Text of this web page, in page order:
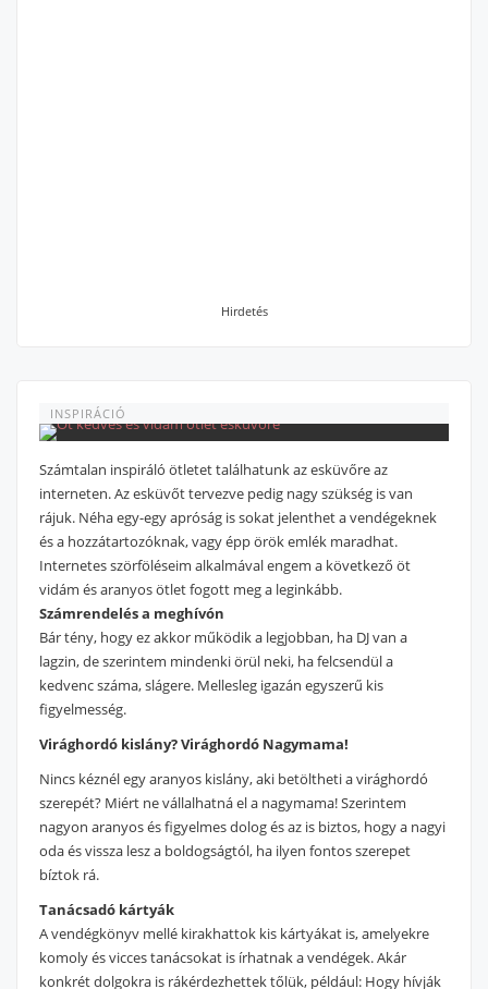
Hirdetés
INSPIRÁCIÓ
Számtalan inspiráló ötletet találhatunk az esküvőre az
interneten. Az esküvőt tervezve pedig nagy szükség is van
rájuk. Néha egy-egy apróság is sokat jelenthet a vendégeknek
és a hozzátartozóknak, vagy épp örök emlék maradhat.
Internetes szörföléseim alkalmával engem a következő öt
vidám és aranyos ötlet fogott meg a leginkább.
Számrendelés a meghívón
Bár tény, hogy ez akkor működik a legjobban, ha DJ van a
lagzin, de szerintem mindenki örül neki, ha felcsendül a
kedvenc száma, slágere. Mellesleg igazán egyszerű kis
figyelmesség.
Virághordó kislány? Virághordó Nagymama!
Nincs kéznél egy aranyos kislány, aki betöltheti a virághordó
szerepét? Miért ne vállalhatná el a nagymama! Szerintem
nagyon aranyos és figyelmes dolog és az is biztos, hogy a nagyi
oda és vissza lesz a boldogságtól, ha ilyen fontos szerepet
bíztok rá.
Tanácsadó kártyák
A vendégkönyv mellé kirakhattok kis kártyákat is, amelyekre
komoly és vicces tanácsokat is írhatnak a vendégek. Akár
konkrét dolgokra is rákérdezhettek tőlük, például: Hogy hívják